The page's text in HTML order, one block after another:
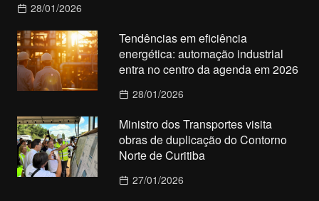
28/01/2026
Tendências em eficiência
energética: automação industrial
entra no centro da agenda em 2026
28/01/2026
Ministro dos Transportes visita
obras de duplicação do Contorno
Norte de Curitiba
27/01/2026